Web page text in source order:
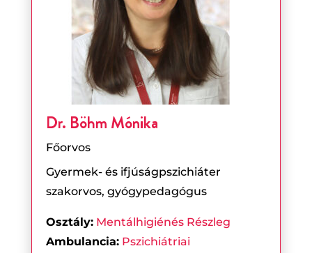
Dr. Böhm Mónika
Főorvos
Gyermek- és ifjúságpszichiáter
szakorvos, gyógypedagógus
Osztály: Mentálhigiénés Részleg
Ambulancia: Pszichiátriai